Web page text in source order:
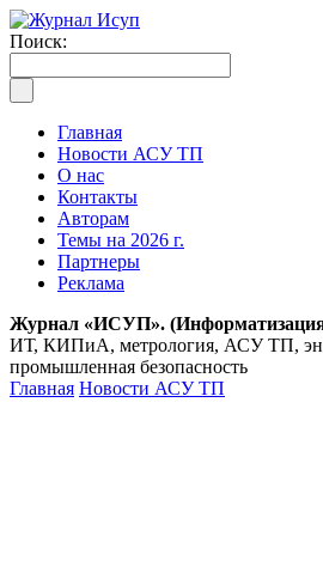
Поиск:
Главная
Новости АСУ ТП
О нас
Контакты
Авторам
Темы на 2026 г.
Партнеры
Реклама
Журнал «ИСУП».
ИТ, КИПиА, метрология, АСУ ТП,
промышленная безопасность
Главная Новости АСУ ТП